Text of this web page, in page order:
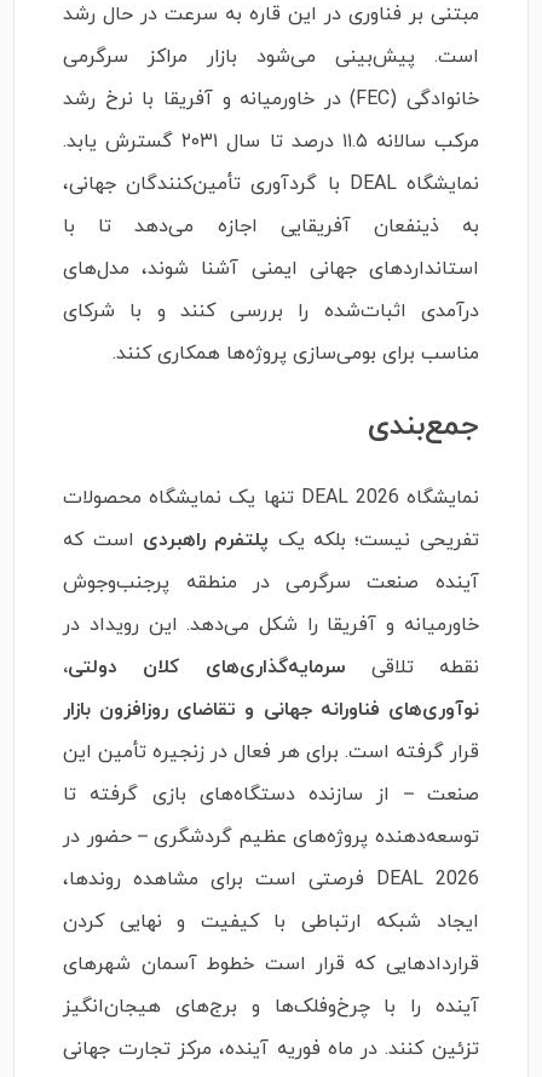
مبتنی بر فناوری در این قاره به سرعت در حال رشد
است. پیش‌بینی می‌شود بازار مراکز سرگرمی
خانوادگی (FEC) در خاورمیانه و آفریقا با نرخ رشد
مرکب سالانه ۱۱.۵ درصد تا سال ۲۰۳۱ گسترش یابد.
نمایشگاه DEAL با گردآوری تأمین‌کنندگان جهانی،
به ذینفعان آفریقایی اجازه می‌دهد تا با
استانداردهای جهانی ایمنی آشنا شوند، مدل‌های
درآمدی اثبات‌شده را بررسی کنند و با شرکای
مناسب برای بومی‌سازی پروژه‌ها همکاری کنند.
جمع‌بندی
نمایشگاه DEAL 2026 تنها یک نمایشگاه محصولات
تفریحی نیست؛ بلکه یک پلتفرم راهبردی است که
آینده صنعت سرگرمی در منطقه پرجنب‌وجوش
خاورمیانه و آفریقا را شکل می‌دهد. این رویداد در
نقطه تلاقی سرمایه‌گذاری‌های کلان دولتی،
نوآوری‌های فناورانه جهانی و تقاضای روزافزون بازار
قرار گرفته است. برای هر فعال در زنجیره تأمین این
صنعت – از سازنده دستگاه‌های بازی گرفته تا
توسعه‌دهنده پروژه‌های عظیم گردشگری – حضور در
DEAL 2026 فرصتی است برای مشاهده روندها،
ایجاد شبکه ارتباطی با کیفیت و نهایی کردن
قراردادهایی که قرار است خطوط آسمان شهرهای
آینده را با چرخ‌وفلک‌ها و برج‌های هیجان‌انگیز
تزئین کنند. در ماه فوریه آینده، مرکز تجارت جهانی